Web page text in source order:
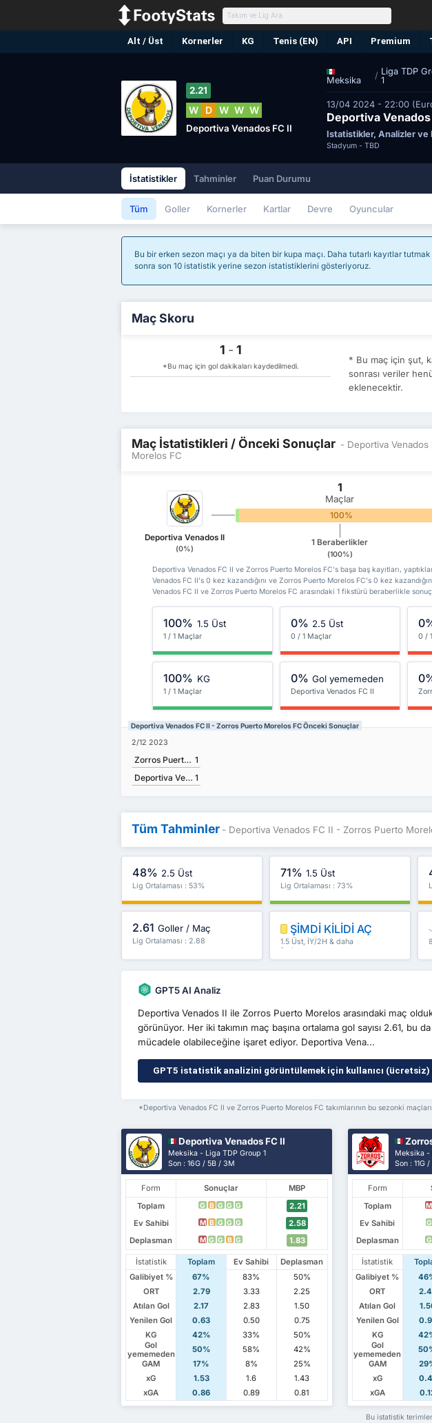
Alt / Üst Kornerler KG Tenis (EN) API Premium
Meksika / Liga TDP
1
13/04 2024 - 22:00
İstatistikler, Analizler ve
Stadyum - TBD
2.21
W D W W W
Deportiva Venados FC II
İstatistikler Tahminler Puan Durumu
Tüm Goller Kornerler Kartlar Devre Oyuncular
Bu bir erken sezon maçı ya da biten bir kupa maçı. Daha tutarlı kayıtlar
sonra son 10 istatistik yerine sezon istatistiklerini gösteriyoruz.
Maç Skoru
1 - 1
*Bu maç için gol dakikaları kaydedilmedi.
* Bu maç için şut,
sonrası veriler
eklenecektir.
Maç İstatistikleri / Önceki Sonuçlar - Deportiva
Morelos FC
Deportiva Venados II
(0%)
1
Maçlar
100%
1 Beraberlikler
(100%)
Deportiva Venados FC II ve Zorros Puerto Morelos FC's başa baş kayıtları,
Venados FC II's 0 kez kazandığını ve Zorros Puerto Morelos FC's 0 kez
Venados FC II ve Zorros Puerto Morelos FC arasındaki 1 fikstürü beraberlikle
100% 1.5 Üst
1 / 1 Maçlar
0% 2.5 Üst
0 / 1 Maçlar 0 /
100% KG
1 / 1 Maçlar
0% Gol yememeden
Deportiva Venados FC II
Deportiva Venados FC II - Zorros Puerto Morelos FC Önceki Sonuçlar
2/12 2023
Zorros Puerto Morelos FC 1
Deportiva Venados FC II 1
Tüm Tahminler - Deportiva Venados FC II - Zorros Puerto
48% 2.5 Üst
Lig Ortalaması : 53%
71% 1.5 Üst
Lig Ortalaması : 73%
2.61 Goller / Maç
Lig Ortalaması : 2.88
ŞİMDİ KİLİDİ AÇ
1.5 Üst, İY/2H & daha
fazlası
GPT5 AI Analiz
Deportiva Venados II ile Zorros Puerto Morelos arasındaki maç
görünüyor. Her iki takımın maç başına ortalama gol sayısı 2.61, bu
mücadele olabileceğine işaret ediyor. Deportiva Vena...
GPT5 istatistik analizini görüntülemek için kullanıcı (ücretsiz)
*Deportiva Venados FC II ve Zorros Puerto Morelos FC takımlarının bu sezonki
Deportiva Venados FC II
Meksika - Liga TDP Group 1
Son : 16G / 5B / 3M
Form Sonuçlar
MBP
Toplam
G B G G G
2.21
Ev Sahibi
M B G G G
2.58
Deplasman
M G G B G 1.83
İstatistik Toplam Ev Sahibi
Deplasman
Galibiyet %
67% 83%
50%
ORT
2.79 3.33
2.25
Atılan Gol
2.17 2.83
1.50
Yenilen Gol
0.63 0.50
0.75
KG
42% 33%
50%
Gol
yememeden
50% 58%
42%
GAM
17% 8%
25%
xG
1.53 1.6
1.43
xGA
0.86 0.89 0.81
Meksika -
Son : 11G
Form
Toplam
M
Ev Sahibi
G
Deplasman
G
İstatistik
Galibiyet %
ORT
Atılan Gol
Yenilen Gol
KG
Gol
yememeden
GAM
xG
xGA
Bu istatistik